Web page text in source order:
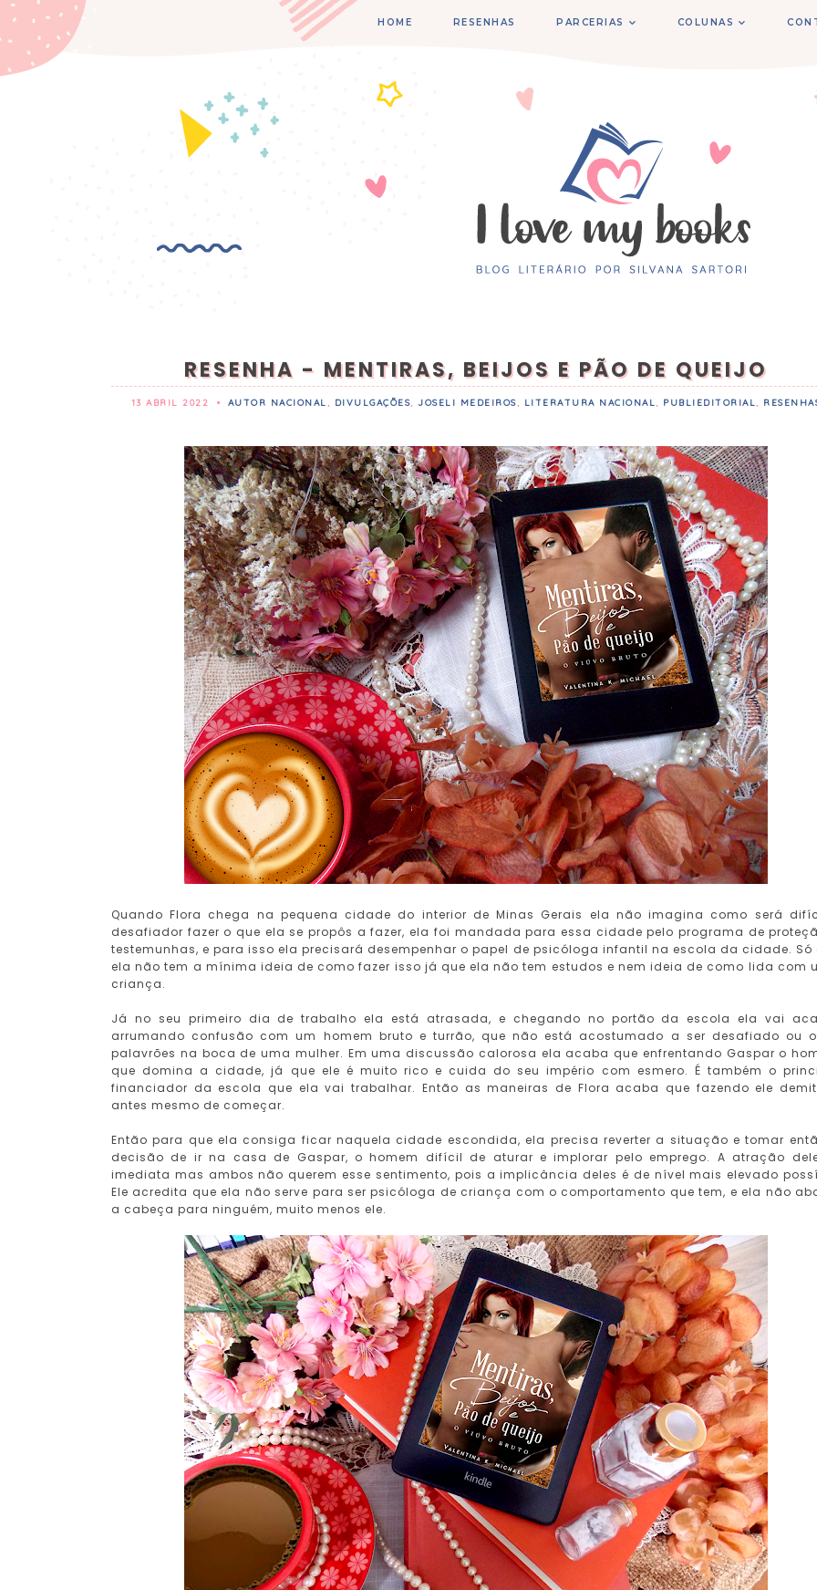
HOME RESENHAS PARCERIAS COLUNAS
RESENHA - MENTIRAS, BEIJOS E PÃO DE QUEIJO
13 ABRIL 2022 • AUTOR NACIONAL DIVULGAÇÕES JOSELI MEDEIROS LITERATURA NACIONAL PUBLIEDITORIAL
Quando Flora chega na pequena cidade do interior de Minas Gerais ela não imagina como será
desafiador fazer o que ela se propôs a fazer, ela foi mandada para essa cidade pelo programa de
testemunhas, e para isso ela precisará desempenhar o papel de psicóloga infantil na escola da cidade. Só
ela não tem a mínima ideia de como fazer isso já que ela não tem estudos e nem ideia de como lida com
criança.
Já no seu primeiro dia de trabalho ela está atrasada, e chegando no portão da escola ela vai
arrumando confusão com um homem bruto e turrão, que não está acostumado a ser desafiado ou
palavrões na boca de uma mulher. Em uma discussão calorosa ela acaba que enfrentando Gaspar o
que domina a cidade, já que ele é muito rico e cuida do seu império com esmero. É também o
financiador da escola que ela vai trabalhar. Então as maneiras de Flora acaba que fazendo ele
antes mesmo de começar.
Então para que ela consiga ficar naquela cidade escondida, ela precisa reverter a situação e tomar
decisão de ir na casa de Gaspar, o homem difícil de aturar e implorar pelo emprego. A atração
imediata mas ambos não querem esse sentimento, pois a implicância deles é de nível mais elevado
Ele acredita que ela não serve para ser psicóloga de criança com o comportamento que tem, e ela não
a cabeça para ninguém, muito menos ele.